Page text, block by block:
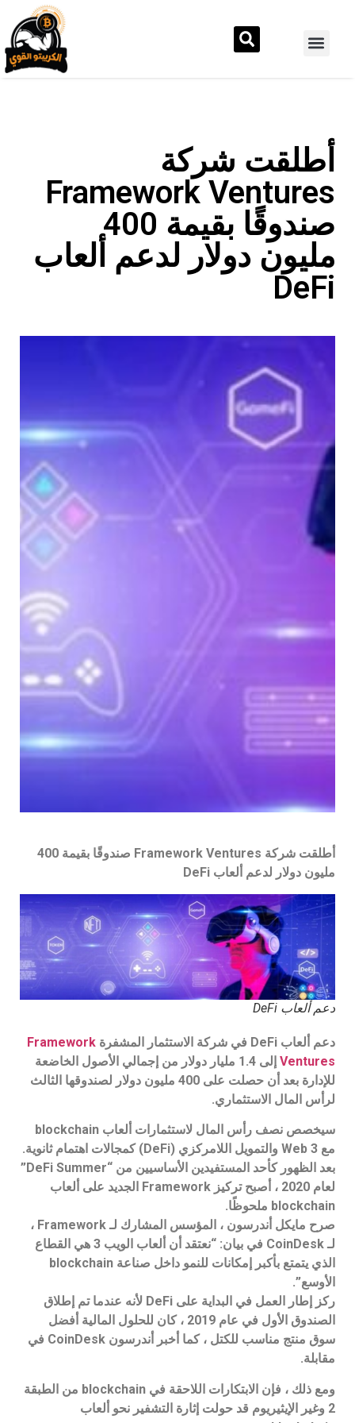
أطلقت شركة
Framework Ventures
صندوقًا بقيمة 400
مليون دولار لدعم ألعاب
DeFi
أطلقت شركة Framework Ventures صندوقًا بقيمة 400
مليون دولار لدعم ألعاب DeFi
دعم ألعاب DeFi
دعم ألعاب DeFi في شركة الاستثمار المشفرة
Framework
Ventures
إلى 1.4 مليار دولار من إجمالي الأصول الخاضعة
للإدارة بعد أن حصلت على 400 مليون دولار لصندوقها الثالث
لرأس المال الاستثماري.
سيخصص نصف رأس المال لاستثمارات ألعاب blockchain
مع Web 3 والتمويل اللامركزي (DeFi) كمجالات اهتمام ثانوية.
بعد الظهور كأحد المستفيدين الأساسيين من “DeFi Summer”
لعام 2020 ، أصبح تركيز Framework الجديد على ألعاب
blockchain ملحوظًا.
صرح مايكل أندرسون ، المؤسس المشارك لـ Framework ،
لـ CoinDesk في بيان: “نعتقد أن ألعاب الويب 3 هي القطاع
الذي يتمتع بأكبر إمكانات للنمو داخل صناعة blockchain
الأوسع”.
ركز إطار العمل في البداية على DeFi لأنه عندما تم إطلاق
الصندوق الأول في عام 2019 ، كان للحلول المالية أفضل
سوق منتج مناسب للكتل ، كما أخبر أندرسون CoinDesk في
مقابلة.
ومع ذلك ، فإن الابتكارات اللاحقة في blockchain من الطبقة
2 وغير الإيثيريوم قد حولت إثارة التشفير نحو ألعاب